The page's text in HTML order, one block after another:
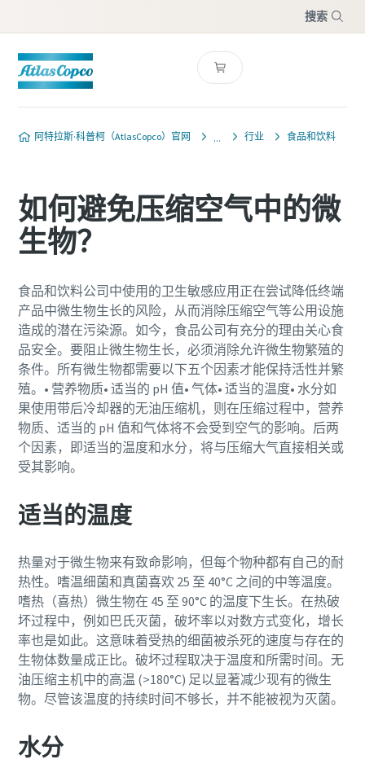
搜索
阿特拉斯·科普柯（AtlasCopco）官网 行业 食品和饮料
如何避免压缩空气中的微
生物？
食品和饮料公司中使用的卫生敏感应用正在尝试降低终端
产品中微生物生长的风险，从而消除压缩空气等公用设施
造成的潜在污染源。如今，食品公司有充分的理由关心食
品安全。要阻止微生物生长，必须消除允许微生物繁殖的
条件。所有微生物都需要以下五个因素才能保持活性并繁
殖。• 营养物质• 适当的 pH 值• 气体• 适当的温度• 水分如
果使用带后冷却器的无油压缩机，则在压缩过程中，营养
物质、适当的 pH 值和气体将不会受到空气的影响。后两
个因素，即适当的温度和水分，将与压缩大气直接相关或
受其影响。
适当的温度
热量对于微生物来有致命影响，但每个物种都有自己的耐
热性。嗜温细菌和真菌喜欢 25 至 40°C 之间的中等温度。
嗜热（喜热）微生物在 45 至 90°C 的温度下生长。在热破
坏过程中，例如巴氏灭菌，破坏率以对数方式变化，增长
率也是如此。这意味着受热的细菌被杀死的速度与存在的
生物体数量成正比。破坏过程取决于温度和所需时间。无
油压缩主机中的高温 (>180°C) 足以显著减少现有的微生
物。尽管该温度的持续时间不够长，并不能被视为灭菌。
水分